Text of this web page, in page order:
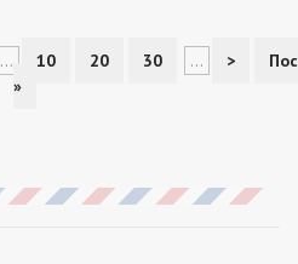
... 10 20 30 ... >
»